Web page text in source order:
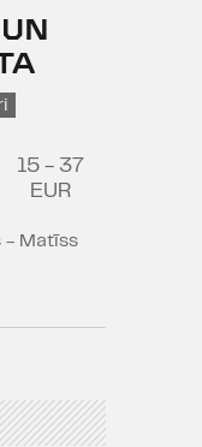
15 - 37
EUR
- Matīss